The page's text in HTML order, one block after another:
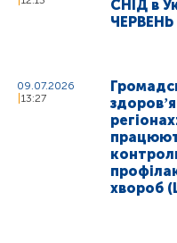
СНІД в
09.07.2026
13:27
хвороб